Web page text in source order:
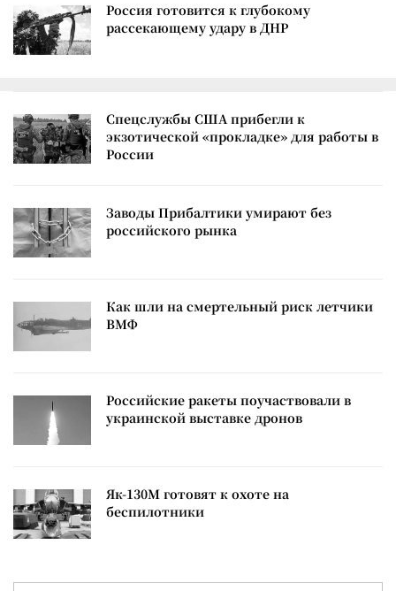
Россия готовится к глубокому
рассекающему удару в ДНР
Спецслужбы США прибегли к
экзотической «прокладке» для работы в
России
Заводы Прибалтики умирают без
российского рынка
Как шли на смертельный риск летчики
ВМФ
Российские ракеты поучаствовали в
украинской выставке дронов
Як-130М готовят к охоте на
беспилотники